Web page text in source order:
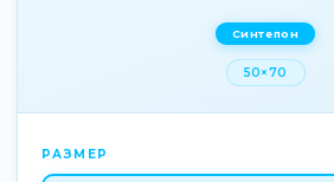
Синтепон
50×70
РАЗМЕР